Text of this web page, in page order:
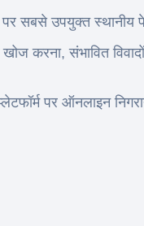
पर सबसे उपयुक्त
करना, संभावित
पर ऑनलाइन